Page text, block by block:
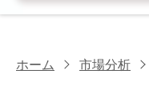
ホーム 市場分析